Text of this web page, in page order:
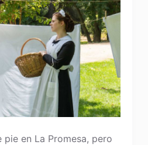
en La Promesa, pero